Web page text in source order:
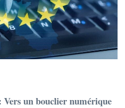
Vers un bouclier numérique